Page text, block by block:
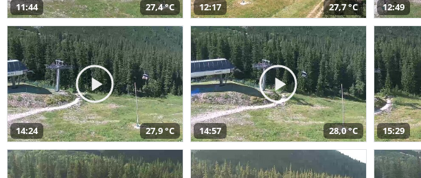
11:44 27,4 °C 12:17 27,7 °C 12:49
14:24 27,9 °C 14:57 28,0 °C 15:29